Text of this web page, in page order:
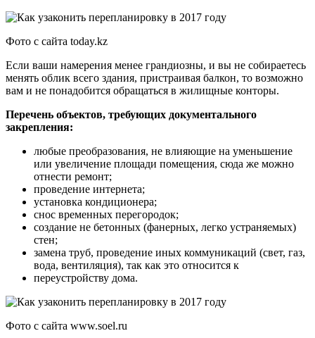
Фото с сайта today.kz
Если ваши намерения менее грандиозны, и вы не собираетесь
менять облик всего здания, пристраивая балкон, то возможно
вам и не понадобится обращаться в жилищные конторы.
Перечень объектов, требующих документального
закрепления:
любые преобразования, не влияющие на уменьшение
или увеличение площади помещения, сюда же можно
отнести ремонт;
проведение интернета;
установка кондиционера;
снос временных перегородок;
создание не бетонных (фанерных, легко устраняемых)
стен;
замена труб, проведение иных коммуникаций (свет, газ,
вода, вентиляция), так как это относится к
переустройству дома.
Фото с сайта www.soel.ru